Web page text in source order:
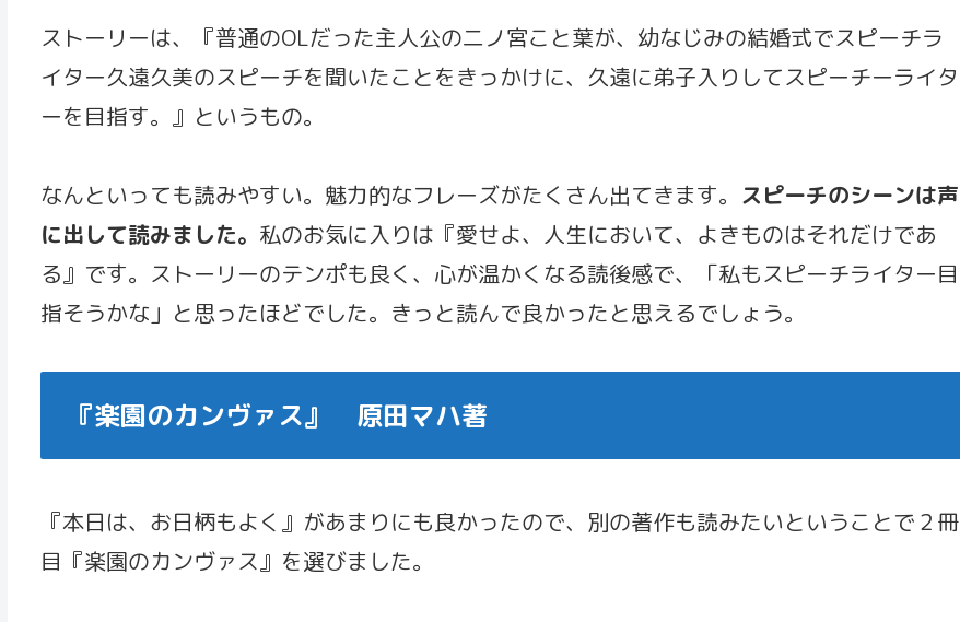
ストーリーは、『普通のOLだった主人公の二ノ宮こと葉が、幼なじみの結婚式でスピーチラ
イター久遠久美のスピーチを聞いたことをきっかけに、久遠に弟子入りしてスピーチーライタ
ーを目指す。』というもの。
なんといっても読みやすい。魅力的なフレーズがたくさん出てきます。 スピーチのシーンは声
に出して読みました。 私のお気に入りは『愛せよ、人生において、よきものはそれだけであ
る』です。ストーリーのテンポも良く、心が温かくなる読後感で、「私もスピーチライター目
指そうかな」と思ったほどでした。きっと読んで良かったと思えるでしょう。
『楽園のカンヴァス』 原田マハ著
『本日は、お日柄もよく』があまりにも良かったので、別の著作も読みたいということで２冊
目『楽園のカンヴァス』を選びました。